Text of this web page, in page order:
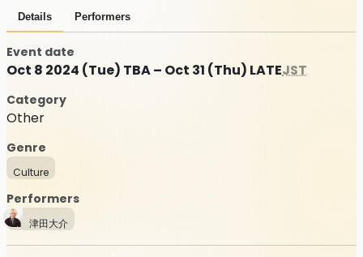
Details Performers
Event date
Oct 8 2024 (Tue) TBA – Oct 31 (Thu) LATEJST
Category
Other
Genre
Culture
Performers
津田大介